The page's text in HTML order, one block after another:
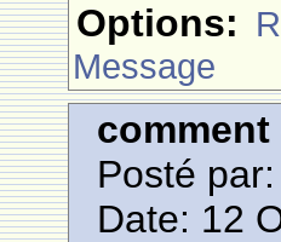
Options:
Message
Posté par:
Date: 12